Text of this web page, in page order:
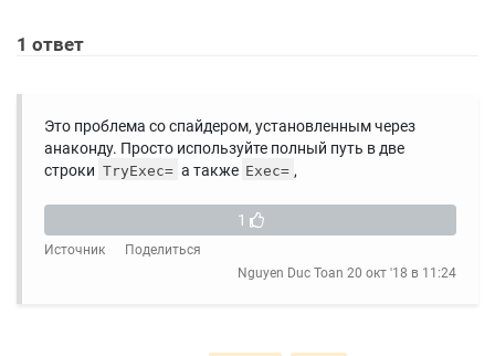
1 ответ
Это проблема со спайдером, установленным через
анаконду. Просто используйте полный путь в две
строки TryExec= а также Exec= ,
1
Источник
Поделиться
Nguyen Duc Toan 20 окт '18 в 11:24